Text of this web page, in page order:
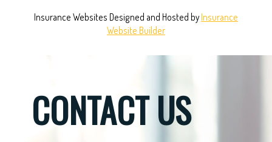
Insurance Websites Designed and Hosted byInsurance
Website Builder
CONTACT US